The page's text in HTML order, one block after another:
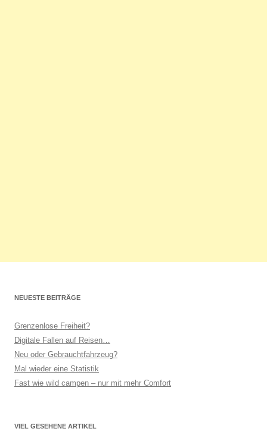
NEUESTE BEITRÄGE
Grenzenlose Freiheit?
Digitale Fallen auf Reisen…
Neu oder Gebrauchtfahrzeug?
Mal wieder eine Statistik
Fast wie wild campen – nur mit mehr Comfort
VIEL GESEHENE ARTIKEL